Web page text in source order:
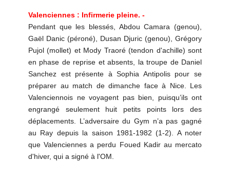
Valenciennes : Infirmerie pleine. -
Pendant que les blessés, Abdou Camara (genou),
Gaël Danic (péroné), Dusan Djuric (genou), Grégory
Pujol (mollet) et Mody Traoré (tendon d'achille) sont
en phase de reprise et absents, la troupe de Daniel
Sanchez est présente à Sophia Antipolis pour se
préparer au match de dimanche face à Nice. Les
Valenciennois ne voyagent pas bien, puisqu’ils ont
engrangé seulement huit petits points lors des
déplacements. L’adversaire du Gym n’a pas gagné
au Ray depuis la saison 1981-1982 (1-2). A noter
que Valenciennes a perdu Foued Kadir au mercato
d'hiver, qui a signé à l'OM.